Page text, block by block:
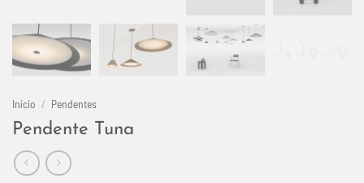
Início / Pendentes
Pendente Tuna